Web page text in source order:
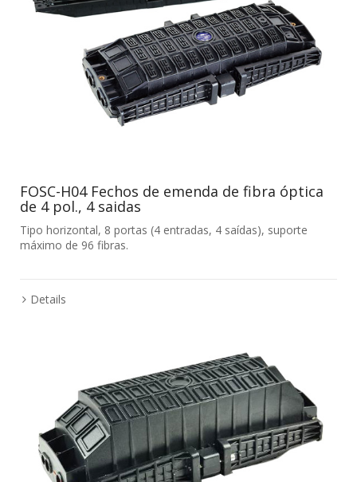
FOSC-H04 Fechos de emenda de fibra óptica
de 4 pol., 4 saidas
Tipo horizontal, 8 portas (4 entradas, 4 saídas), suporte
máximo de 96 fibras.
Details